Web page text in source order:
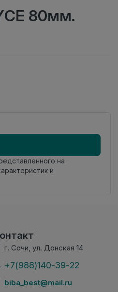
80мм.
на
и
г. Сочи, ул. Донская 14
+7(988)140-39-22
biba_best@mail.ru